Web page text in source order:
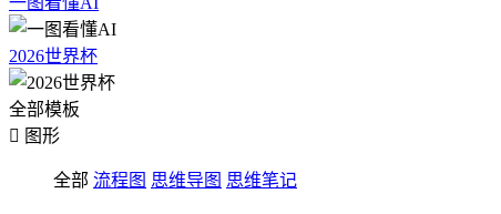
2026世界杯
全部模板
 图形
全部 流程图 思维导图 思维笔记